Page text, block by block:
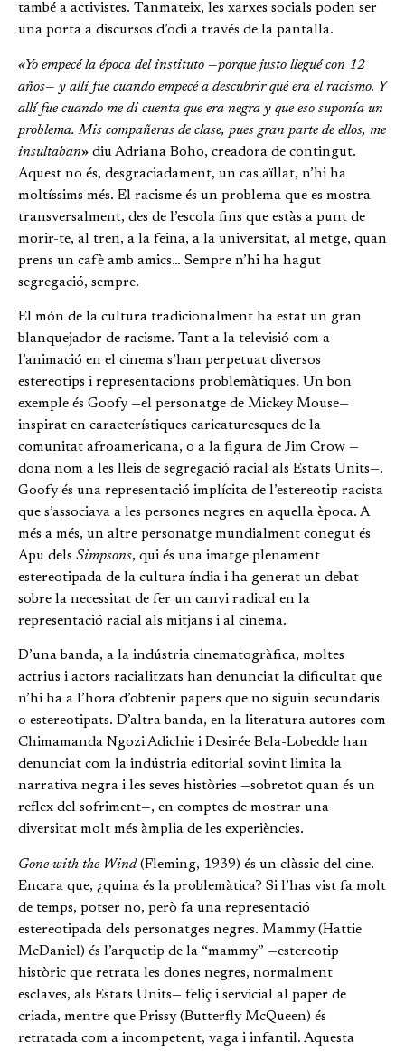
també a activistes. Tanmateix, les xarxes socials poden ser
una porta a discursos d’odi a través de la pantalla.
«Yo empecé la época del instituto —porque justo llegué con 12
años— y allí fue cuando empecé a descubrir qué era el racismo. Y
allí fue cuando me di cuenta que era negra y que eso suponía un
problema. Mis compañeras de clase, pues gran parte de ellos, me
insultaban» diu Adriana Boho, creadora de contingut.
Aquest no és, desgraciadament, un cas aïllat, n’hi ha
moltíssims més. El racisme és un problema que es mostra
transversalment, des de l’escola fins que estàs a punt de
morir-te, al tren, a la feina, a la universitat, al metge, quan
prens un cafè amb amics… Sempre n’hi ha hagut
segregació, sempre.
El món de la cultura tradicionalment ha estat un gran
blanquejador de racisme. Tant a la televisió com a
l’animació en el cinema s’han perpetuat diversos
estereotips i representacions problemàtiques. Un bon
exemple és Goofy —el personatge de Mickey Mouse—
inspirat en característiques caricaturesques de la
comunitat afroamericana, o a la figura de Jim Crow —
dona nom a les lleis de segregació racial als Estats Units—.
Goofy és una representació implícita de l’estereotip racista
que s’associava a les persones negres en aquella època. A
més a més, un altre personatge mundialment conegut és
Apu dels Simpsons, qui és una imatge plenament
estereotipada de la cultura índia i ha generat un debat
sobre la necessitat de fer un canvi radical en la
representació racial als mitjans i al cinema.
D’una banda, a la indústria cinematogràfica, moltes
actrius i actors racialitzats han denunciat la dificultat que
n’hi ha a l’hora d’obtenir papers que no siguin secundaris
o estereotipats. D’altra banda, en la literatura autores com
Chimamanda Ngozi Adichie i Desirée Bela-Lobedde han
denunciat com la indústria editorial sovint limita la
narrativa negra i les seves històries —sobretot quan és un
reflex del sofriment—, en comptes de mostrar una
diversitat molt més àmplia de les experiències.
Gone with the Wind(Fleming, 1939) és un clàssic del cine.
Encara que, ¿quina és la problemàtica? Si l’has vist fa molt
de temps, potser no, però fa una representació
estereotipada dels personatges negres. Mammy (Hattie
McDaniel) és l’arquetip de la “mammy” —estereotip
històric que retrata les dones negres, normalment
esclaves, als Estats Units— feliç i servicial al paper de
criada, mentre que Prissy (Butterfly McQueen) és
retratada com a incompetent, vaga i infantil. Aquesta